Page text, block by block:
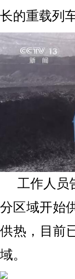
长的重载列
工作人员
分区域开始
供热，目前
域。